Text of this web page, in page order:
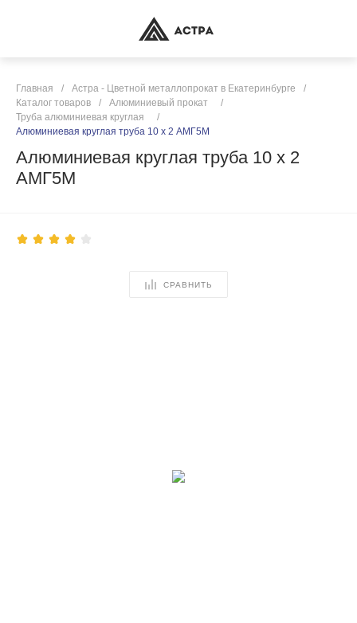
Главная / Астра - Цветной металлопрокат в Екатеринбурге
/
Каталог товаров
/ Алюминиевый прокат
/
Труба алюминиевая круглая
/
Алюминиевая круглая труба 10 х 2 АМГ5М
Алюминиевая круглая труба 10 х 2
АМГ5М
СРАВНИТЬ